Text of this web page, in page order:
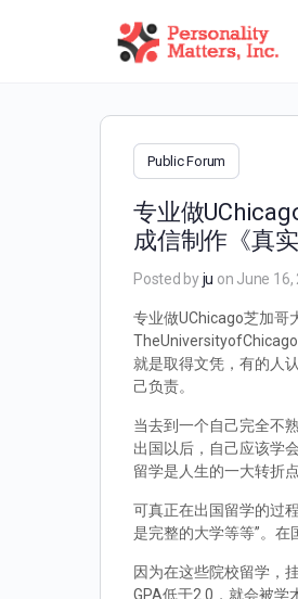
Public Forum
专业做
成信制作《真
Posted byju on June 16,
专业做UChicago芝加哥
就是取得文凭，有的人
己负责。
当去到一个自己完全不
出国以后，自己应该学
留学是人生的一大转折
可真正在出国留学的过
是完整的大学等等”。在
因为在这些院校留学，
GPA低于2.0，就会被学